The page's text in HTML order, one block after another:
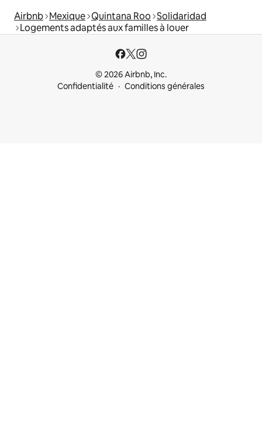
Airbnb Mexique Quintana Roo Solidaridad
Logements adaptés aux familles à louer
© 2026 Airbnb, Inc.
Confidentialité
Conditions générales